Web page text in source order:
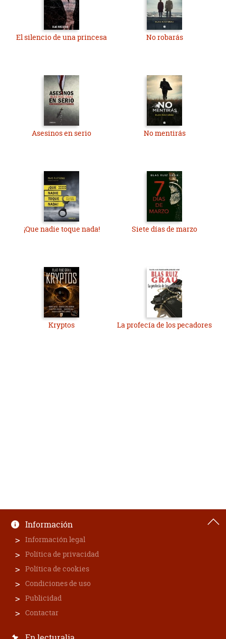
El silencio de una princesa No robarás
Asesinos en serio No mentirás
¡Que nadie toque nada! Siete días de marzo
Kryptos La profecía de los pecadores
Información
Información legal
Política de privacidad
Política de cookies
Condiciones de uso
Publicidad
Contactar